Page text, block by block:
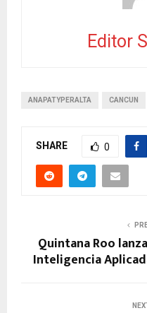
Editor
ANAPATYPERALTA CANCUN
SHARE 0
Quintana Roo
Inteligencia